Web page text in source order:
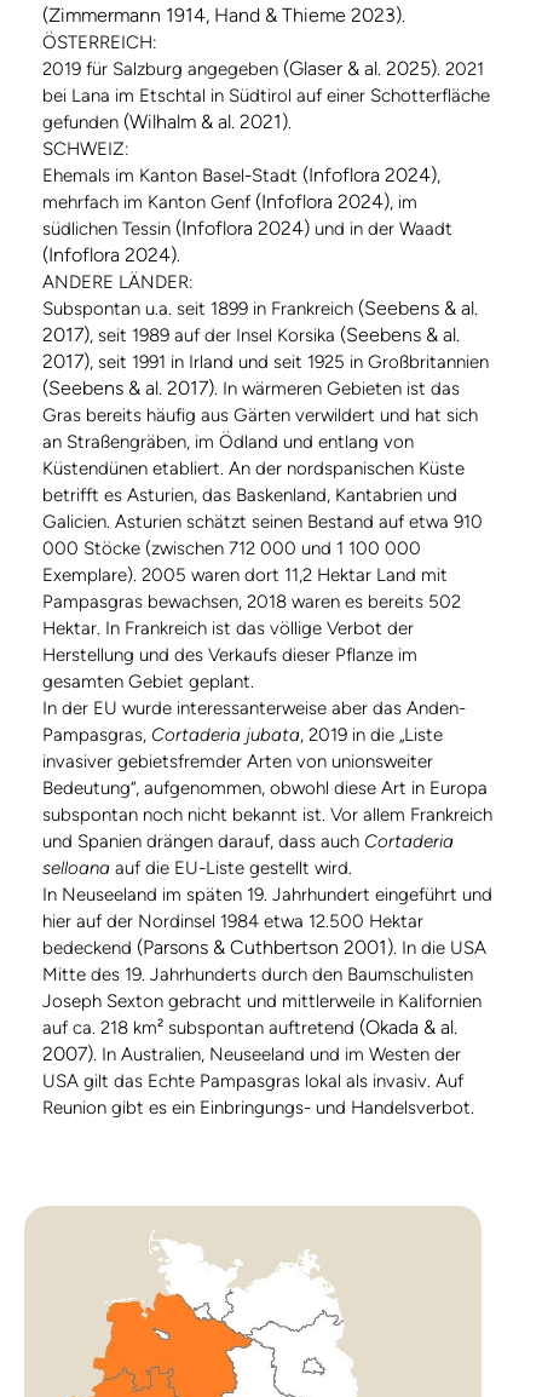
(Zimmermann 1914, Hand & Thieme 2023).
ÖSTERREICH:
2019 für Salzburg angegeben (Glaser & al. 2025). 2021
bei Lana im Etschtal in Südtirol auf einer Schotterfläche
gefunden (Wilhalm & al. 2021).
SCHWEIZ:
Ehemals im Kanton Basel-Stadt (Infoflora 2024),
mehrfach im Kanton Genf (Infoflora 2024), im
südlichen Tessin (Infoflora 2024) und in der Waadt
(Infoflora 2024).
ANDERE LÄNDER:
Subspontan u.a. seit 1899 in Frankreich (Seebens & al.
2017), seit 1989 auf der Insel Korsika (Seebens & al.
2017), seit 1991 in Irland und seit 1925 in Großbritannien
(Seebens & al. 2017). In wärmeren Gebieten ist das
Gras bereits häufig aus Gärten verwildert und hat sich
an Straßengräben, im Ödland und entlang von
Küstendünen etabliert. An der nordspanischen Küste
betrifft es Asturien, das Baskenland, Kantabrien und
Galicien. Asturien schätzt seinen Bestand auf etwa 910
000 Stöcke (zwischen 712 000 und 1 100 000
Exemplare). 2005 waren dort 11,2 Hektar Land mit
Pampasgras bewachsen, 2018 waren es bereits 502
Hektar. In Frankreich ist das völlige Verbot der
Herstellung und des Verkaufs dieser Pflanze im
gesamten Gebiet geplant.
In der EU wurde interessanterweise aber das Anden-
Pampasgras, Cortaderia jubata, 2019 in die „Liste
invasiver gebietsfremder Arten von unionsweiter
Bedeutung“, aufgenommen, obwohl diese Art in Europa
subspontan noch nicht bekannt ist. Vor allem Frankreich
und Spanien drängen darauf, dass auch Cortaderia
selloana auf die EU-Liste gestellt wird.
In Neuseeland im späten 19. Jahrhundert eingeführt und
hier auf der Nordinsel 1984 etwa 12.500 Hektar
bedeckend (Parsons & Cuthbertson 2001). In die USA
Mitte des 19. Jahrhunderts durch den Baumschulisten
Joseph Sexton gebracht und mittlerweile in Kalifornien
auf ca. 218 km² subspontan auftretend (Okada & al.
2007). In Australien, Neuseeland und im Westen der
USA gilt das Echte Pampasgras lokal als invasiv. Auf
Reunion gibt es ein Einbringungs- und Handelsverbot.